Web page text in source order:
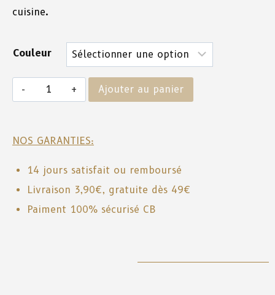
cuisine.
Couleur
Ajouter au panier
NOS GARANTIES:
14 jours satisfait ou remboursé
Livraison 3,90€, gratuite dès 49€
Paiment 100% sécurisé CB